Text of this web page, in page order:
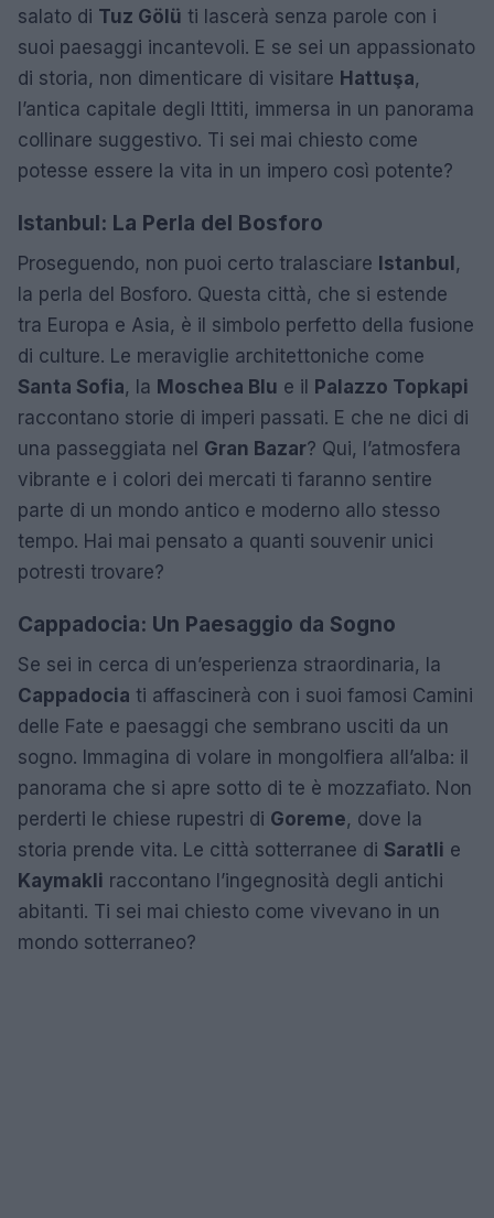
salato di Tuz Gölü ti lascerà senza parole con i
suoi paesaggi incantevoli. E se sei un appassionato
di storia, non dimenticare di visitare Hattuşa,
l’antica capitale degli Ittiti, immersa in un panorama
collinare suggestivo. Ti sei mai chiesto come
potesse essere la vita in un impero così potente?
Istanbul: La Perla del Bosforo
Proseguendo, non puoi certo tralasciare Istanbul,
la perla del Bosforo. Questa città, che si estende
tra Europa e Asia, è il simbolo perfetto della fusione
di culture. Le meraviglie architettoniche come
Santa Sofia, la Moschea Blu e il Palazzo Topkapi
raccontano storie di imperi passati. E che ne dici di
una passeggiata nel Gran Bazar? Qui, l’atmosfera
vibrante e i colori dei mercati ti faranno sentire
parte di un mondo antico e moderno allo stesso
tempo. Hai mai pensato a quanti souvenir unici
potresti trovare?
Cappadocia: Un Paesaggio da Sogno
Se sei in cerca di un’esperienza straordinaria, la
Cappadocia ti affascinerà con i suoi famosi Camini
delle Fate e paesaggi che sembrano usciti da un
sogno. Immagina di volare in mongolfiera all’alba: il
panorama che si apre sotto di te è mozzafiato. Non
perderti le chiese rupestri di Goreme, dove la
storia prende vita. Le città sotterranee di Saratli e
Kaymakli raccontano l’ingegnosità degli antichi
abitanti. Ti sei mai chiesto come vivevano in un
mondo sotterraneo?